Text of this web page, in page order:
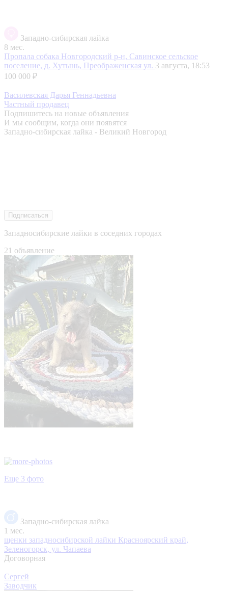
Западно-сибирская лайка
8 мес.
Пропала собака Новгородский р-н, Савинское сельское
поселение, д. Хутынь, Преображенская ул. 3 августа, 18:53
100 000 ₽
Василевская Дарья Геннадьевна
Частный продавец
Подпишитесь на новые объявления
И мы сообщим, когда они появятся
Западно-сибирская лайка - Великий Новгород
Подписаться
Западносибирские лайки в соседних городах
21 объявление
Еще 3 фото
Западно-сибирская лайка
1 мес.
щенки западносибирской лайки Красноярский край,
Зеленогорск, ул. Чапаева
Договорная
Сергей
Заводчик